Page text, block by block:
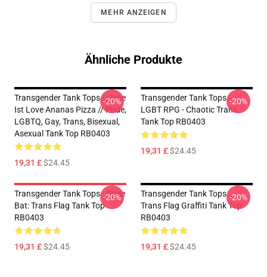
MEHR ANZEIGEN
Ähnliche Produkte
Transgender Tank Tops - Liebe
Ist Love Ananas Pizza // Pride,
LGBTQ, Gay, Trans, Bisexual,
Asexual Tank Top RB0403
19,31 £$24.45
-20%
Transgender Tank Tops -
LGBT RPG - Chaotic Trans
Tank Top RB0403
19,31 £$24.45
-20%
Transgender Tank Tops - Pride
Bat: Trans Flag Tank Top
RB0403
19,31 £$24.45
-20%
Transgender Tank Tops -
Trans Flag Graffiti Tank Top
RB0403
19,31 £$24.45
-20%